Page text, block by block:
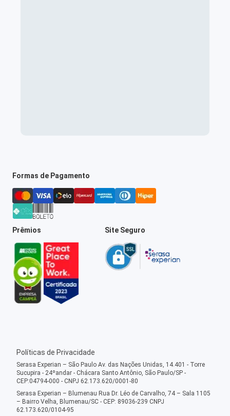
Formas de Pagamento
Prêmios Site Seguro
Políticas de Privacidade
Serasa Experian – São Paulo Av. das Nações Unidas, 14.401 - Torre
Sucupira - 24ºandar - Chácara Santo Antônio, São Paulo/SP -
CEP:04794-000 - CNPJ 62.173.620/0001-80
Serasa Experian – Blumenau Rua Dr. Léo de Carvalho, 74 – Sala 1105
– Bairro Velha, Blumenau/SC - CEP: 89036-239 CNPJ
62.173.620/0104-95